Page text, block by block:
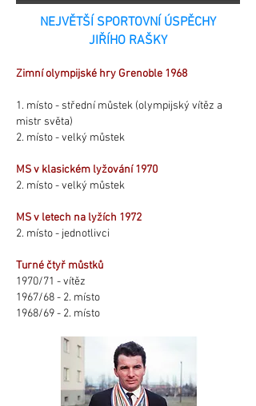
NEJVĚTŠÍ SPORTOVNÍ ÚSPĚCHY
JIŘÍHO RAŠKY
Zimní olympijské hry Grenoble 1968
1. místo - střední můstek (olympijský vítěz a
mistr světa)
2. místo - velký můstek
MS v klasickém lyžování 1970
2. místo - velký můstek
MS v letech na lyžích 1972
2. místo - jednotlivci
Turné čtyř můstků
1970/71 - vítěz
1967/68 - 2. místo
1968/69 - 2. místo